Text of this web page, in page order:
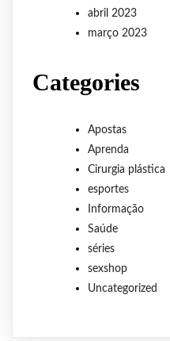
abril 2023
março 2023
Categories
Apostas
Aprenda
Cirurgia plástica
esportes
Informação
Saúde
séries
sexshop
Uncategorized